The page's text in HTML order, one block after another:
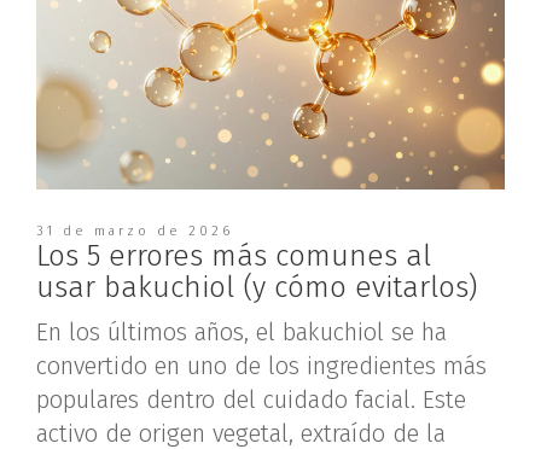
31 de marzo de 2026
Los 5 errores más comunes al
usar bakuchiol (y cómo evitarlos)
En los últimos años, el bakuchiol se ha
convertido en uno de los ingredientes más
populares dentro del cuidado facial. Este
activo de origen vegetal, extraído de la